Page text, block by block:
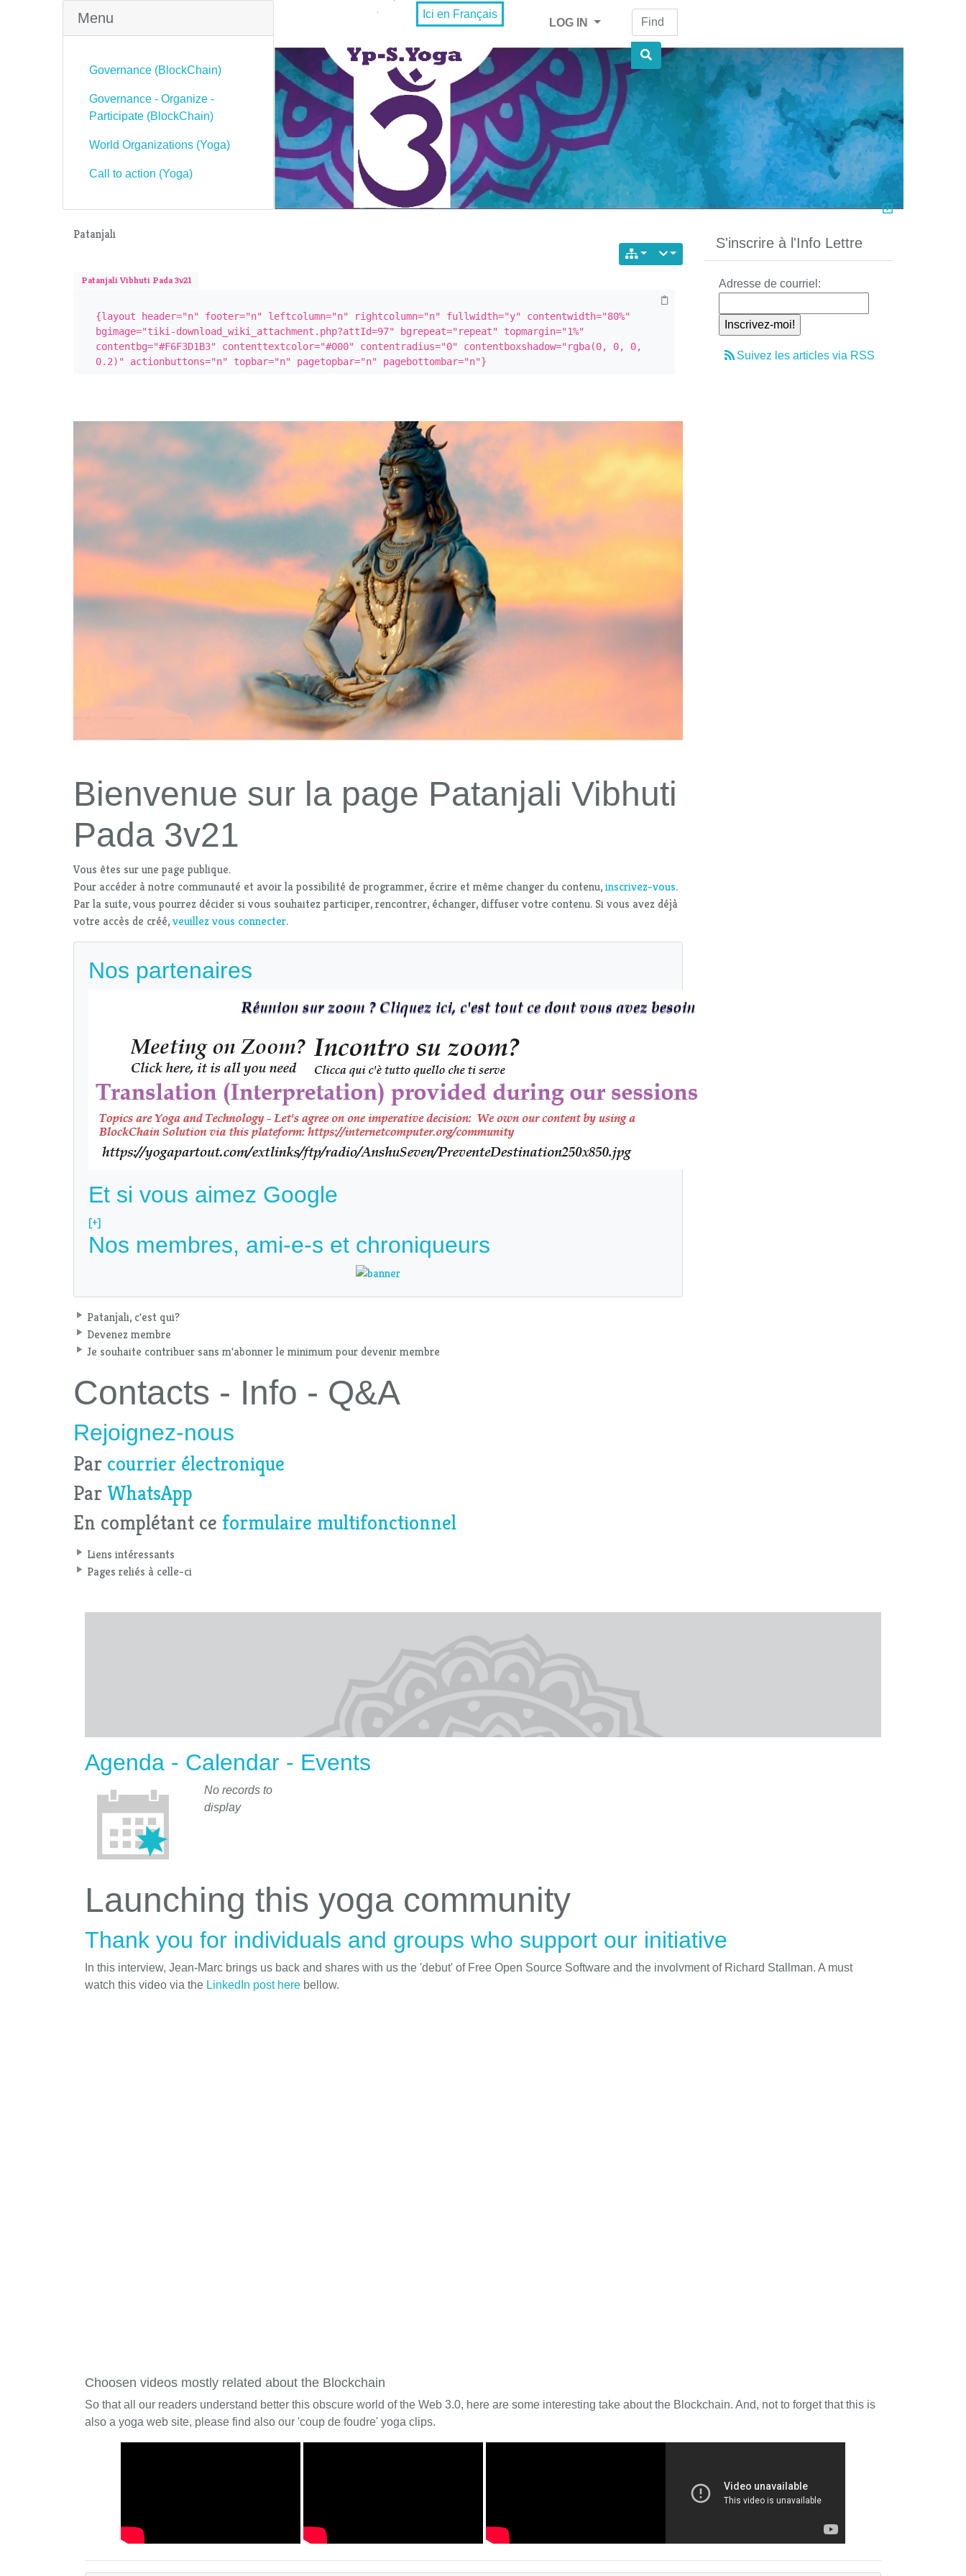
Menu
Governance (BlockChain)
Governance - Organize -
Participate (BlockChain)
World Organizations (Yoga)
Call to action (Yoga)
Ici en Français
LOG IN
Find
Patanjali
Patanjali Vibhuti Pada 3v21
{layout header="n" footer="n" leftcolumn="n" rightcolumn="n" fullwidth="y" contentwidth="80%"
bgimage="tiki-download_wiki_attachment.php?attId=97" bgrepeat="repeat" topmargin="1%"
contentbg="#F6F3D1B3" contenttextcolor="#000" contentradius="0" contentboxshadow="rgba(0, 0, 0,
0.2)" actionbuttons="n" topbar="n" pagetopbar="n" pagebottombar="n"}
Bienvenue sur la page Patanjali Vibhuti
Pada 3v21
Vous êtes sur une page publique.
Pour accéder à notre communauté et avoir la possibilité de programmer, écrire et même changer du contenu,inscrivez-vous.
Par la suite, vous pourrez décider si vous souhaitez participer, rencontrer, échanger, diffuser votre contenu. Si vous avez déjà
votre accès de créé,veuillez vous connecter.
Nos partenaires
Et si vous aimez Google
[+]
Nos membres, ami-e-s et chroniqueurs
Patanjali, c'est qui?
Devenez membre
Je souhaite contribuer sans m'abonner le minimum pour devenir membre
Contacts - Info - Q&A
Rejoignez-nous
Par courrier électronique
Par WhatsApp
En complétant ce formulaire multifonctionnel
Liens intéressants
Pages reliés à celle-ci
S'inscrire à l'Info Lettre
Adresse de courriel:
Suivez les articles via RSS
Agenda - Calendar - Events
No records to
display
Launching this yoga community
Thank you for individuals and groups who support our initiative
In this interview, Jean-Marc brings us back and shares with us the 'debut' of Free Open Source Software and the involvment of Richard Stallman. A must
watch this video via the LinkedIn post here bellow.
Choosen videos mostly related about the Blockchain
So that all our readers understand better this obscure world of the Web 3.0, here are some interesting take about the Blockchain. And, not to forget that this is
also a yoga web site, please find also our 'coup de foudre' yoga clips.